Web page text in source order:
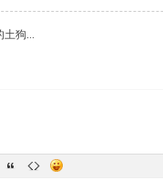
狗...